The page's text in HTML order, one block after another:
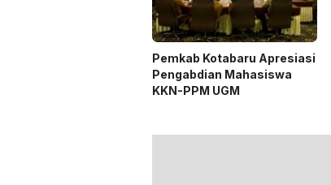
Pemkab Kotabaru Apresiasi
Pengabdian Mahasiswa
KKN-PPM UGM